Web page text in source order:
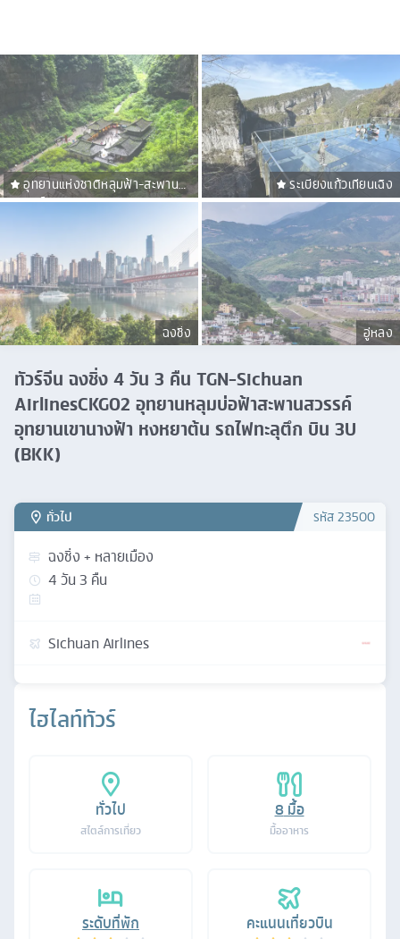
อุทยานแห่งชาติหลุมฟ้า-สะพาน
สวรรค์
ระเบียงแก้วเทียนเฉิง
ฉงชิ่ง อู่หลง
ทัวร์จีน ฉงชิ่ง 4 วัน 3 คืน TGN-Sichuan
AirlinesCKG02 อุทยานหลุมบ่อฟ้าสะพานสวรรค์
อุทยานเขานางฟ้า หงหยาต้น รถไฟทะลุตึก บิน 3U
(BKK)
ไฮไลท์ทัวร์
ทั่วไป
สไตล์การเที่ยว
8มื้อ
มื้ออาหาร
ระดับที่พัก คะแนนเที่ยวบิน
ทั่วไป รหัส23500
ฉงชิ่ง + หลายเมือง
4วัน3 คืน
Sichuan Airlines